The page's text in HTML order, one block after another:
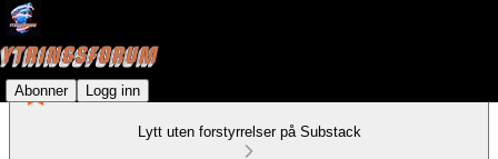
Abonner Logg inn
Lytt uten forstyrrelser på Substack